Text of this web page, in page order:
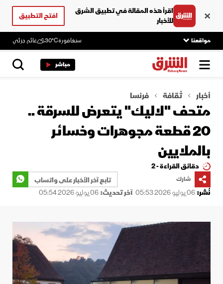
اقرأ هذه المقالة في تطبيق الشرق
للأخبار
افتح التطبيق
مواقعنا سنغافورة30°C غائم جزئي
مباشر
أخبار ثقافة فرنسا
متحف "لاليك" يتعرض للسرقة ..
20 قطعة مجوهرات وخسائر
بالملايين
دقائق القراءة - 2
شارك
تابع آخر الأخبار على واتساب
نُشر:06 يوليو 2026 05:53 آخر تحديث:06 يوليو 2026 05:54